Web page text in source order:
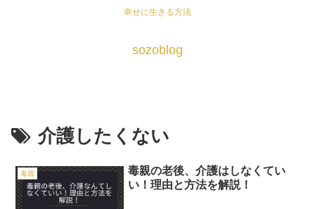
幸せに生きる方法
sozoblog
介護したくない
毒親
毒親の老後、介護はしなくてい
い！理由と方法を解説！